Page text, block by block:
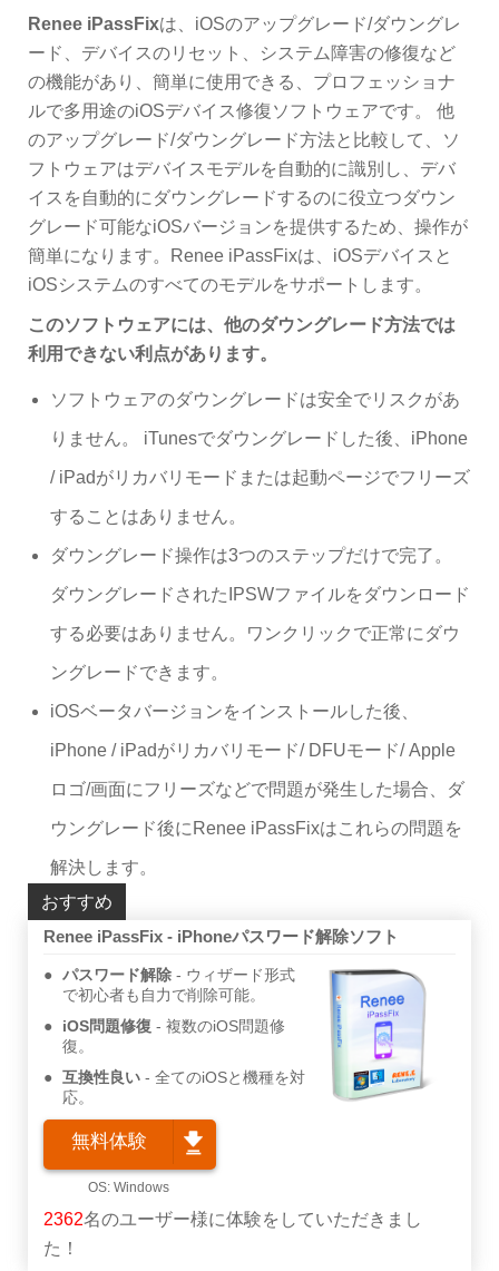
Renee iPassFixは、iOSのアップグレード/ダウングレ
ード、デバイスのリセット、システム障害の修復など
の機能があり、簡単に使用できる、プロフェッショナ
ルで多用途のiOSデバイス修復ソフトウェアです。 他
のアップグレード/ダウングレード方法と比較して、ソ
フトウェアはデバイスモデルを自動的に識別し、デバ
イスを自動的にダウングレードするのに役立つダウン
グレード可能なiOSバージョンを提供するため、操作が
簡単になります。Renee iPassFixは、iOSデバイスと
iOSシステムのすべてのモデルをサポートします。
このソフトウェアには、他のダウングレード方法では
利用できない利点があります。
ソフトウェアのダウングレードは安全でリスクがあ
りません。 iTunesでダウングレードした後、iPhone
/ iPadがリカバリモードまたは起動ページでフリーズ
することはありません。
ダウングレード操作は3つのステップだけで完了。
ダウングレードされたIPSWファイルをダウンロード
する必要はありません。ワンクリックで正常にダウ
ングレードできます。
iOSベータバージョンをインストールした後、
iPhone / iPadがリカバリモード/ DFUモード/ Apple
ロゴ/画面にフリーズなどで問題が発生した場合、ダ
ウングレード後にRenee iPassFixはこれらの問題を
解決します。
おすすめ
Renee iPassFix - iPhoneパスワード解除ソフト
パスワード解除
ウィザード形式
で初心者も自力で削除可能。
iOS問題修復
複数のiOS問題修
復。
互換性良い
全てのiOSと機種を対
応。
無料体験
2362名のユーザー様に体験をしていただきまし
た！